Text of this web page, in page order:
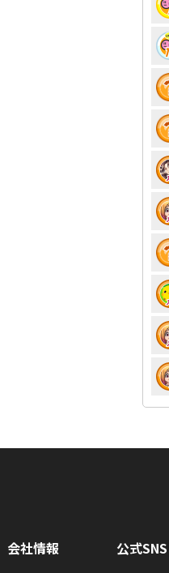
会社情報 公式SNS